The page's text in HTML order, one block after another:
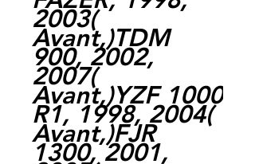
2003(
Avant,)TDM
900, 2002,
2007(
Avant,)YZF 1000
R1, 1998, 2004(
Avant,)FJR
1300, 2001,